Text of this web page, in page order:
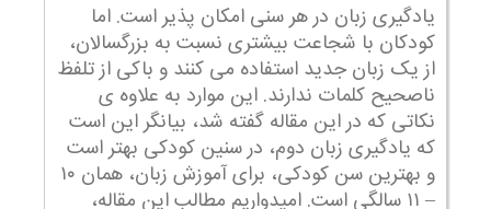
یادگیری زبان در هر سنی امکان پذیر است. اما
کودکان با شجاعت بیشتری نسبت به بزرگسالان،
از یک زبان جدید استفاده می کنند و باکی از تلفظ
ناصحیح کلمات ندارند. این موارد به علاوه ی
نکاتی که در این مقاله گفته شد، بیانگر این است
که یادگیری زبان دوم، در سنین کودکی بهتر است
و بهترین سن کودکی، برای آموزش زبان، همان ۱۰
– ۱۱ سالگی است. امیدواریم مطالب این مقاله،